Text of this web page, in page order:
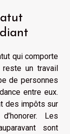
qui comporte
un travail
de personnes
entre eux.
des impôts sur
Les
sont